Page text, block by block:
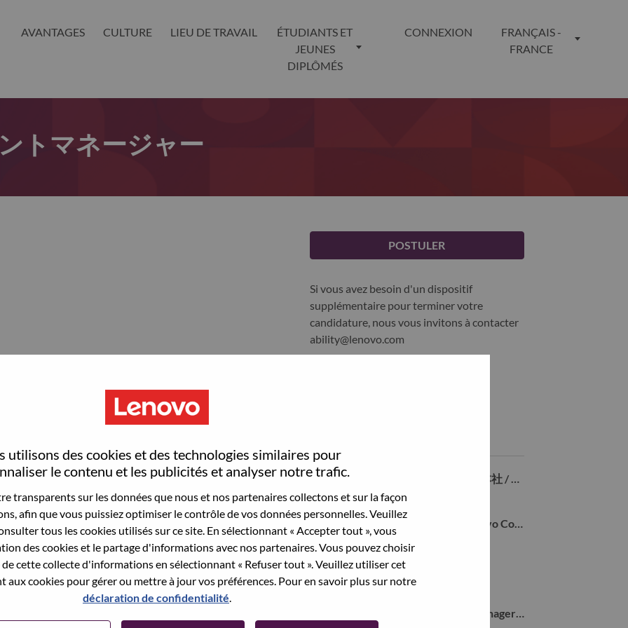
utilisons des cookies et des technologies similaires pour
le contenu et les publicités et analyser notre trafic.
transparents sur les données que nous et nos partenaires collectons et sur la façon
afin que vous puissiez optimiser le contrôle de vos données personnelles. Veuillez
tous les cookies utilisés sur ce site. En sélectionnant « Accepter tout », vous
des cookies et le partage d'informations avec nos partenaires. Vous pouvez choisir
cette collecte d'informations en sélectionnant « Refuser tout ». Veuillez utiliser cet
aux cookies pour gérer ou mettre à jour vos préférences. Pour en savoir plus sur notre
déclaration de confidentialité.
AVANTAGES CULTURE LIEU DE TRAVAIL
ÉTUDIANTS ET
JEUNES
DIPLÔMÉS
CONNEXION
FRANÇAIS -
FRANCE
トマネージャー
what we do. We WOW our customers.
powerhouse, ranked #153 in the Fortune Global
in 180 markets. Focused on a bold vision to deliver
its success as the world’s largest PC company with a full-
POSTULER
Si vous avez besoin d'un dispositif
supplémentaire pour terminer votre
candidature, nous vous invitons à contacter
ability@lenovo.com
NECパーソナルコンピュータ 東京本社 / 内勤営業(契約社員)
Chiyoda-Ku, Tokyo, Japon,
Sales Operations Manager for Lenovo Consumer segment
Chiyoda-Ku, Tokyo, Japon,
Sales Training Manager - AP
Chiyoda-Ku, Tokyo, Japon,
Industry Business Development Manager (NECPC)